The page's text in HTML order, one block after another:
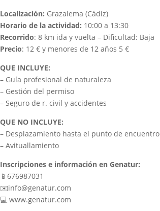
Localización: Grazalema (Cádiz)
Horario de la actividad: 10:00 a 13:30
Recorrido: 8 km ida y vuelta – Dificultad: Baja
Precio: 12 € y menores de 12 años 5 €
QUE INCLUYE:
– Guía profesional de naturaleza
– Gestión del permiso
– Seguro de r. civil y accidentes
QUE NO INCLUYE:
– Desplazamiento hasta el punto de encuentro
– Avituallamiento
Inscripciones e información en Genatur:
📱676987031
✉️info@genatur.com
💻 www.genatur.com